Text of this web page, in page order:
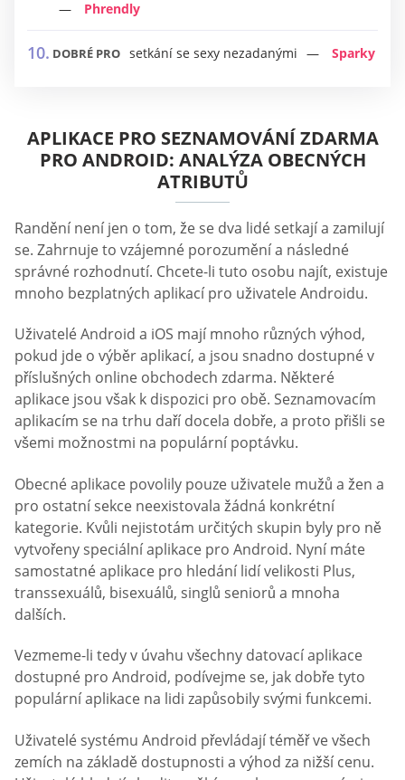
Phrendly
DOBRÉ PRO setkání se sexy nezadanými Sparky
APLIKACE PRO SEZNAMOVÁNÍ ZDARMA
PRO ANDROID: ANALÝZA OBECNÝCH
ATRIBUTŮ
Randění není jen o tom, že se dva lidé setkají a zamilují
se. Zahrnuje to vzájemné porozumění a následné
správné rozhodnutí. Chcete-li tuto osobu najít, existuje
mnoho bezplatných aplikací pro uživatele Androidu.
Uživatelé Android a iOS mají mnoho různých výhod,
pokud jde o výběr aplikací, a jsou snadno dostupné v
příslušných online obchodech zdarma. Některé
aplikace jsou však k dispozici pro obě. Seznamovacím
aplikacím se na trhu daří docela dobře, a proto přišli se
všemi možnostmi na populární poptávku.
Obecné aplikace povolily pouze uživatele mužů a žen a
pro ostatní sekce neexistovala žádná konkrétní
kategorie. Kvůli nejistotám určitých skupin byly pro ně
vytvořeny speciální aplikace pro Android. Nyní máte
samostatné aplikace pro hledání lidí velikosti Plus,
transsexuálů, bisexuálů, singlů seniorů a mnoha
dalších.
Vezmeme-li tedy v úvahu všechny datovací aplikace
dostupné pro Android, podívejme se, jak dobře tyto
populární aplikace na lidi zapůsobily svými funkcemi.
Uživatelé systému Android převládají téměř ve všech
zemích na základě dostupnosti a výhod za nižší cenu.